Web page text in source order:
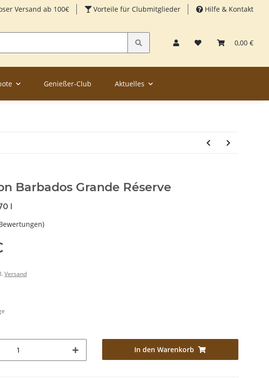
Versand ab 100€ Vorteile für Clubmitglieder Hilfe & Kontakt
0,00 €
Genießer-Club Aktuelles
Barbados Grande Réserve
l
Versand
In den Warenkorb